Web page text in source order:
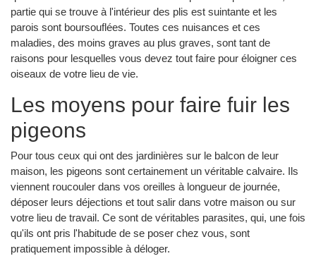
partie qui se trouve à l'intérieur des plis est suintante et les
parois sont boursouflées. Toutes ces nuisances et ces
maladies, des moins graves au plus graves, sont tant de
raisons pour lesquelles vous devez tout faire pour éloigner ces
oiseaux de votre lieu de vie.
Les moyens pour faire fuir les
pigeons
Pour tous ceux qui ont des jardinières sur le balcon de leur
maison, les pigeons sont certainement un véritable calvaire. Ils
viennent roucouler dans vos oreilles à longueur de journée,
déposer leurs déjections et tout salir dans votre maison ou sur
votre lieu de travail. Ce sont de véritables parasites, qui, une fois
qu'ils ont pris l'habitude de se poser chez vous, sont
pratiquement impossible à déloger.